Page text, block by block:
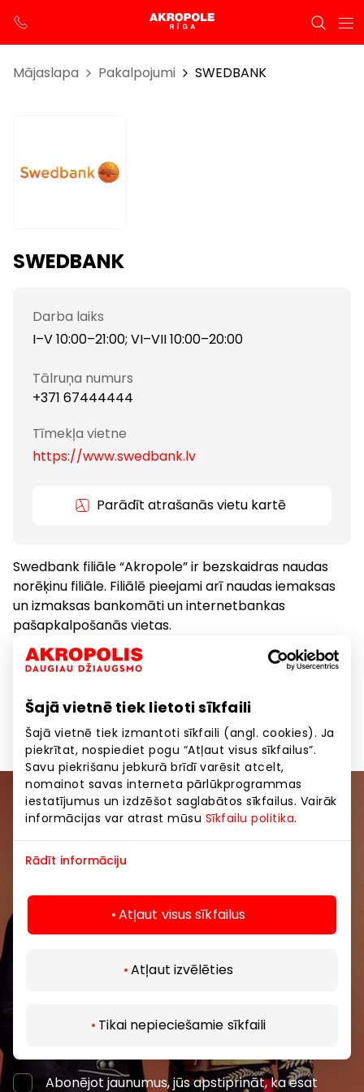
Šajā vietnē tiek lietoti sīkfaili
Šajā vietnē tiek izmantoti sīkfaili (angl. cookies). Ja
piekrītat, nospiediet pogu “Atļaut visus sīkfailus”.
Savu piekrišanu jebkurā brīdī varēsit atcelt,
nomainot savas interneta pārlūkprogrammas
iestatījumus un izdzēšot saglabātos sīkfailus. Vairāk
informācijas var atrast mūsu Sīkfailu politika.
Rādīt informāciju
Atļaut visus sīkfailus
Atļaut izvēlēties
Tikai nepieciešamie sīkfaili
Mājaslapa Pakalpojumi SWEDBANK
SWEDBANK
Darba laiks
I–V 10:00–21:00; VI–VII 10:00–20:00
Tālruņa numurs
+371 67444444
Tīmekļa vietne
https://www.swedbank.lv
Parādīt atrašanās vietu kartē
Swedbank filiāle “Akropole” ir bezskaidras naudas
norēķinu filiāle. Filiālē pieejami arī naudas iemaksas
un izmaksas bankomāti un internetbankas
pašapkalpošanās vietas.
Bankas, finanšu pakalpojumi
Pievienojieties mūsu kopienai
Uzzini pirmais par labākajiem piedāvājumiem,
pasākumiem un jaunāko informāciju iepirkšanās un
izklaides centros “AKROPOLE Alfa” un “AKROPOLE
Rīga”.
Abonēt
Abonējot jaunumus, jūs apstiprināt, ka esat